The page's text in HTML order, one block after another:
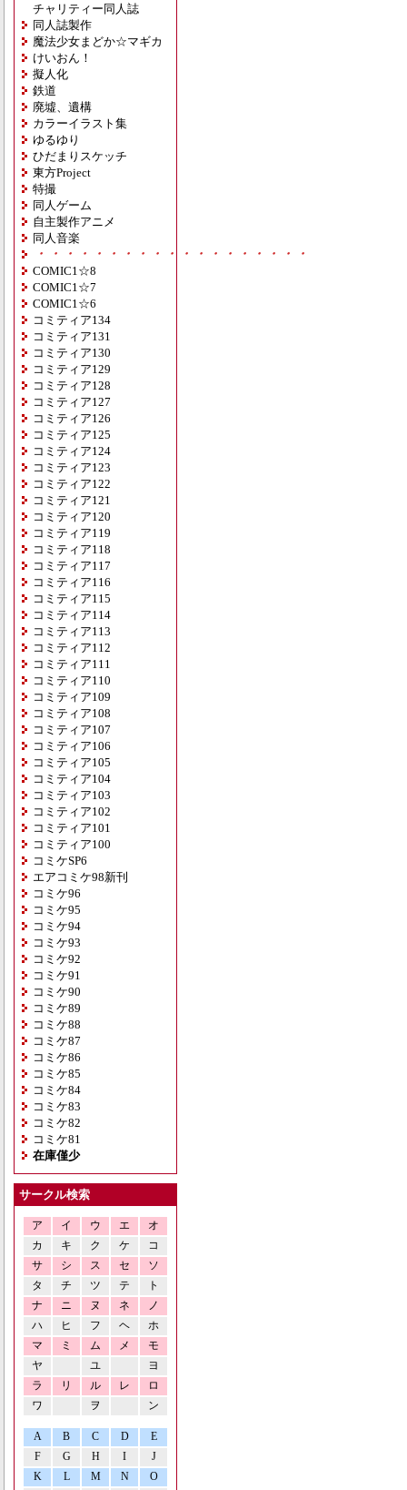
チャリティー同人誌
同人誌製作
魔法少女まどか☆マギカ
けいおん！
擬人化
鉄道
廃墟、遺構
カラーイラスト集
ゆるゆり
ひだまりスケッチ
東方Project
特撮
同人ゲーム
自主製作アニメ
同人音楽
・・・・・・・・・・・・・・・・・・・
COMIC1☆8
COMIC1☆7
COMIC1☆6
コミティア134
コミティア131
コミティア130
コミティア129
コミティア128
コミティア127
コミティア126
コミティア125
コミティア124
コミティア123
コミティア122
コミティア121
コミティア120
コミティア119
コミティア118
コミティア117
コミティア116
コミティア115
コミティア114
コミティア113
コミティア112
コミティア111
コミティア110
コミティア109
コミティア108
コミティア107
コミティア106
コミティア105
コミティア104
コミティア103
コミティア102
コミティア101
コミティア100
コミケSP6
エアコミケ98新刊
コミケ96
コミケ95
コミケ94
コミケ93
コミケ92
コミケ91
コミケ90
コミケ89
コミケ88
コミケ87
コミケ86
コミケ85
コミケ84
コミケ83
コミケ82
コミケ81
在庫僅少
サークル検索
ア イ ウ エ
オ
カ
キ ク ケ
コ
サ
シ ス セ
ソ
タ
チ ツ テ
ト
ナ
ニ ヌ ネ
ノ
ハ
ヒ フ ヘ
ホ
マ
ミ ム メ
モ
ヤ
ユ
ヨ
ラ
リ ル レ
ロ
ワ
ヲ ン
A B C D
E
F
G H I
J
K
L M N O